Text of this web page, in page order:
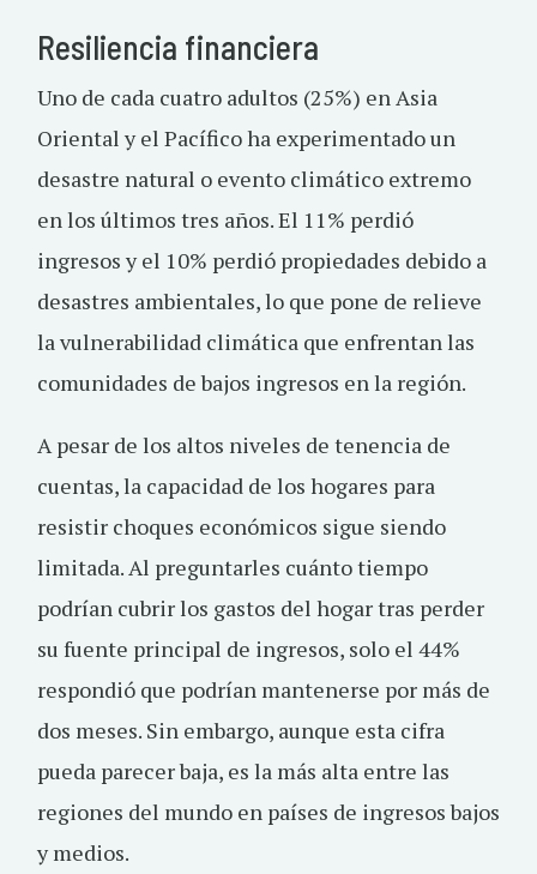
Resiliencia financiera
Uno de cada cuatro adultos (25%) en Asia
Oriental y el Pacífico ha experimentado un
desastre natural o evento climático extremo
en los últimos tres años. El 11% perdió
ingresos y el 10% perdió propiedades debido a
desastres ambientales, lo que pone de relieve
la vulnerabilidad climática que enfrentan las
comunidades de bajos ingresos en la región.
A pesar de los altos niveles de tenencia de
cuentas, la capacidad de los hogares para
resistir choques económicos sigue siendo
limitada. Al preguntarles cuánto tiempo
podrían cubrir los gastos del hogar tras perder
su fuente principal de ingresos, solo el 44%
respondió que podrían mantenerse por más de
dos meses. Sin embargo, aunque esta cifra
pueda parecer baja, es la más alta entre las
regiones del mundo en países de ingresos bajos
y medios.